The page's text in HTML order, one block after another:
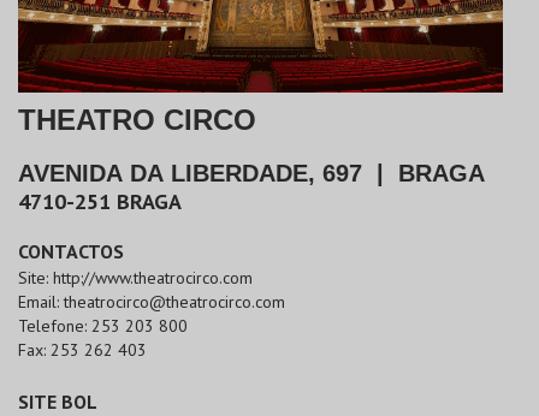
THEATRO CIRCO
AVENIDA DA LIBERDADE, 697 BRAGA
4710-251 BRAGA
CONTACTOS
Site: http://www.theatrocirco.com
Email:theatrocirco@theatrocirco.com
Telefone: 253 203 800
Fax: 253 262 403
SITE BOL